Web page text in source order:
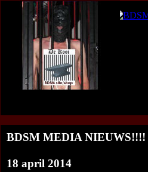
BDSM MEDIA NIEUWS!!!!
18 april 2014